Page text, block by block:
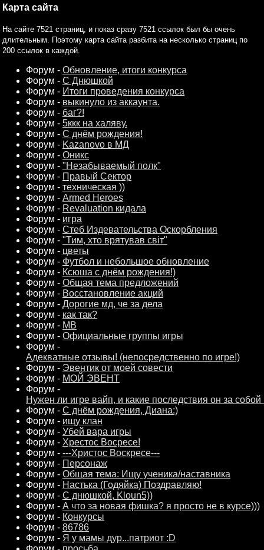
Карта сайта
На сайте 7521 страниц, и показ сразу 7521 ссылок был бы очень
длительным. Поэтому карта сайта разбита на несколько страниц по
200 ссылок в каждой.
Форум - Обновление, итоги конкурса
Форум - С Днюшкой
Форум - Итоги проведения конкурса
Форум - выкинуло из аккаунта.
Форум - баг?!
Форум - 5ккк на халяву.
Форум - С днём рождения!
Форум - Kazanovo в МД
Форум - Оникс
Форум - "Незабываемый полк"
Форум - Правый Сектор
Форум - техническая ))
Форум - Armed Heroes
Форум - Revaluation кидала
Форум - игра
Форум - Стеб Издевательства Оскорбления
Форум - "Тим, хто врятував світ"
Форум - цветы
Форум - Футбол и небольшое обновление
Форум - Ксюша с днём рождения!)
Форум - Общая тема предложений
Форум - Восстановление акций
Форум - Дорогие мд, че за дела
Форум - как так?
Форум - МВ
Форум - Официальные группы игры
Форум -
Адекватные отзывы! (непосредственно по игре!)
Форум - Эвентик от моей совести
Форум - МОЙ ЭВЕНТ
Форум -
Нужен ли игре вайп, и какие последствия он за собой
Форум - С днём рождения, Диана:)
Форум - ищу клан
Форум - Убей вара игры
Форум - Хрестос Восресе!
Форум - ---Христос Воскресе---
Форум - Персонаж
Форум - Общая тема: Ищу ученика/наставника
Форум - Настька (Годяйка) Поздравляю!
Форум - С днюшкой, Kloun5))
Форум - А что за новая фишка? я просто не в курсе)))
Форум - Конкурсы
Форум - 86786
Форум - Я у мамы дур...патриот :D